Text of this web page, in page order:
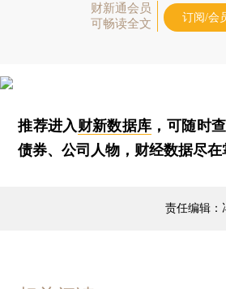
财新通会员
可畅读全文
订阅/会
推荐进入财新数据库 ，可随时
债券、公司人物，财经数据尽在
责任编辑：